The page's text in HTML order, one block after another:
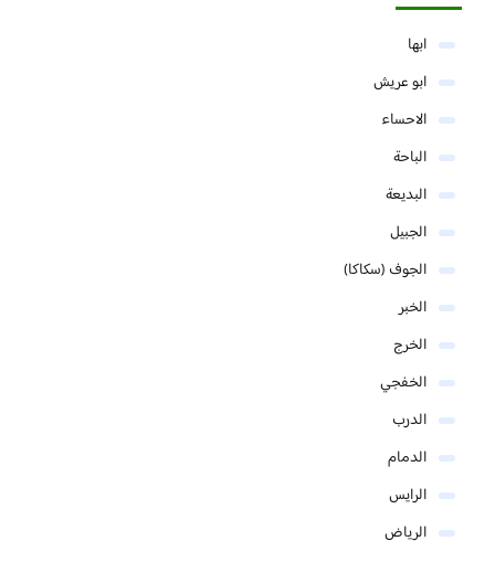
ابها
ابو عريش
الاحساء
الباحة
البديعة
الجبيل
الجوف (سكاكا)
الخبر
الخرج
الخفجي
الدرب
الدمام
الرايس
الرياض